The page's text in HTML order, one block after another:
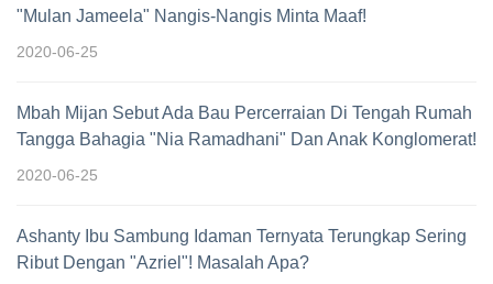
"Mulan Jameela" Nangis-Nangis Minta Maaf!
2020-06-25
Mbah Mijan Sebut Ada Bau Percerraian Di Tengah Rumah
Tangga Bahagia "Nia Ramadhani" Dan Anak Konglomerat!
2020-06-25
Ashanty Ibu Sambung Idaman Ternyata Terungkap Sering
Ribut Dengan "Azriel"! Masalah Apa?